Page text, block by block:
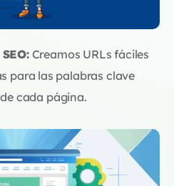
Creamos URLs fáciles
para las palabras clave
cada página.